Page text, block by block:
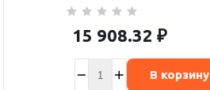
15 908.32 ₽
В корзину